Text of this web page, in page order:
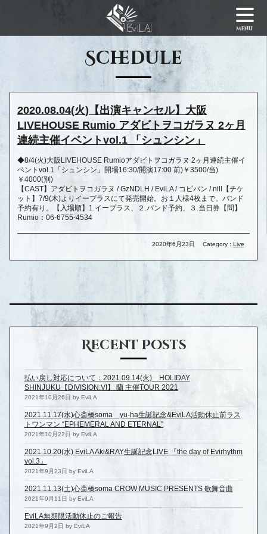
menu
Schedule
2020.08.04(火)【出演キャンセル】大阪
LIVEHOUSE Rumio アダビトヲコガラヌ 2ヶ月
連続主催イベントvol.1 「シュンシン」
◆8/4(火)大阪LIVEHOUSE Rumioアダビトヲコガラヌ 2ヶ月連続主催イ
ベントvol.1「シュンシン」開場16:30/開演17:00 前)￥3500/当)
￥4000(別)
【CAST】アダビトヲコガラヌ / GzNDLH / EviLA / コピバン / nill【チケ
ット】7/9(木)よりイープラスにて発売開始。お１人様4枚まで。バンド
予約有り。【入場順】1.イープラス、２.バンド予約、３.当日券【問】
Rumio：06-6755-4534
2020年6月23日 Category : Live
Recent Posts
払い戻し対応について：2021.09.14(火) HOLIDAY
SHINJUKU【DIVISION:VI】 蘭 主催TOUR 2021
2021年10月26日 by EviLA
2021.11.17(水)心斎橋soma yu-ha生誕記念&EviLA活動休止前ラス
トワンマン “EPHEMERAL AND ETERNAL”
2021年10月22日 by EviLA
2021.10.20(水) EviLA Aki&RAY生誕記念LIVE 『the day of Evirhythm
vol.3』
2021年9月23日 by EviLA
2021.11.13(土)心斎橋soma CROW MUSIC PRESENTS 歌舞音曲
2021年9月11日 by EviLA
EviLA無期限活動休止のご報告
2021年9月2日 by EviLA